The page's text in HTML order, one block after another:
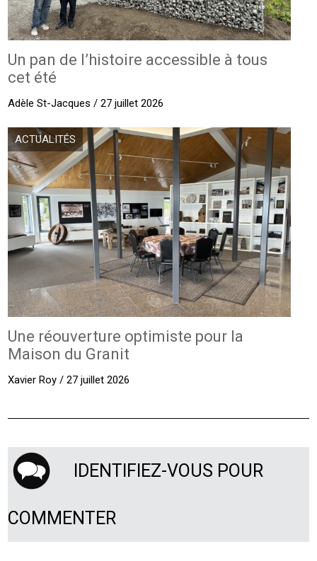
Un pan de l’histoire accessible à tous
cet été
Adèle St-Jacques / 27 juillet 2026
ACTUALITÉS
Une réouverture optimiste pour la
Maison du Granit
Xavier Roy / 27 juillet 2026
IDENTIFIEZ-VOUS POUR
COMMENTER